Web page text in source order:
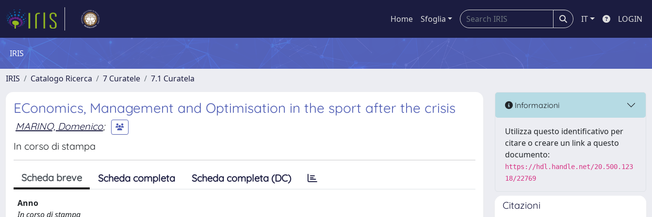
Home Sfoglia IT LOGIN
IRIS
IRIS Catalogo Ricerca 7 Curatele 7.1 Curatela
EConomics, Management and Optimisation in the sport after the crisis
MARINO, Domenico;
In corso di stampa
Scheda breve Scheda completa Scheda completa (DC)
Anno
In corso di stampa
Informazioni
Utilizza questo identificativo per
citare o creare un link a questo
documento:
https://hdl.handle.net/20.500.123
18/22769
Citazioni